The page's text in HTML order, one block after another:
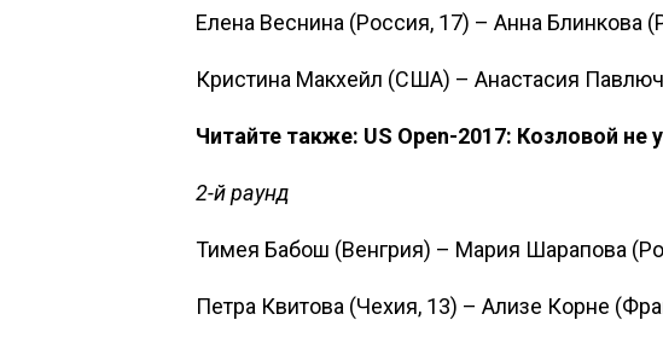
Елена Веснина (Россия, 17) – Анна Блинкова
Кристина Макхейл (США) – Анастасия
Читайте также: US Open-2017: Козловой не
2-й раунд
Тимея Бабош (Венгрия) – Мария Шарапова
Петра Квитова (Чехия, 13) – Ализе Корне